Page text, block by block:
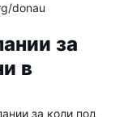
donau
за
в
за коли под